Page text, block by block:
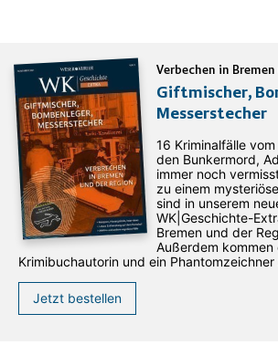
Verbechen in
Giftmischer,
Messerstecher
16 Kriminalfälle
den Bunkermord,
immer noch
zu einem
sind in unserem
WK|Geschichte-
Bremen und der
Außerdem kommen
Krimibuchautorin und ein Phantomzeichner
Jetzt bestellen